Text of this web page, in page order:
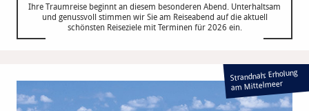
Ihre Traumreise beginnt an diesem besonderen Abend. Unterhaltsam
und genussvoll stimmen wir Sie am Reiseabend auf die aktuell
schönsten Reiseziele mit Terminen für 2026 ein.
Strandnah: Erholung
am Mittelmeer